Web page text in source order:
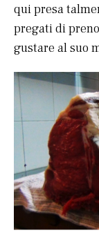
qui presa
pregati di
gustare al suo